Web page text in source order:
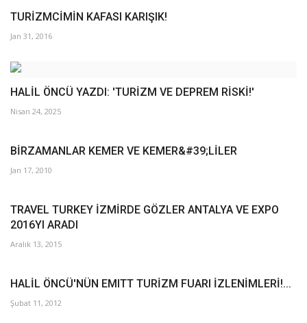
TURİZMCİMİN KAFASI KARIŞIK!
Jan 31, 2016
HALİL ÖNCÜ YAZDI: 'TURİZM VE DEPREM RİSKİ!'
Nisan 24, 2025
BİRZAMANLAR KEMER VE KEMER&#39;LİLER
Jan 17, 2010
TRAVEL TURKEY İZMİRDE GÖZLER ANTALYA VE EXPO
2016YI ARADI
Aralık 13, 2015
HALİL ÖNCÜ'NÜN EMITT TURİZM FUARI İZLENİMLERİ!...
Şubat 11, 2012